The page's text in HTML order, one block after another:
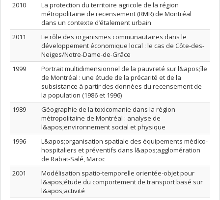
2010
La protection du territoire agricole de la région
métropolitaine de recensement (RMR) de Montréal
dans un contexte d’étalement urbain
2011
Le rôle des organismes communautaires dans le
développement économique local : le cas de Côte-des-
Neiges/Notre-Dame-de-Grâce
1999
Portrait multidimensionnel de la pauvreté sur l&apos;île
de Montréal : une étude de la précarité et de la
subsistance à partir des données du recensement de
la population (1986 et 1996)
1989
Géographie de la toxicomanie dans la région
métropolitaine de Montréal : analyse de
l&apos;environnement social et physique
1996
L&apos;organisation spatiale des équipements médico-
hospitaliers et préventifs dans l&apos;agglomération
de Rabat-Salé, Maroc
2001
Modélisation spatio-temporelle orientée-objet pour
l&apos;étude du comportement de transport basé sur
l&apos;activité